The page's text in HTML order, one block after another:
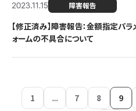
2023.11.15 障害報告
【修正済み】障害報告：金額指定パ
ォームの不具合について
1 ... 7 8 9